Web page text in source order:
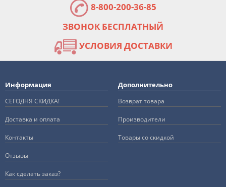
8-800-200-36-85
ЗВОНОК БЕСПЛАТНЫЙ
УСЛОВИЯ ДОСТАВКИ
Информация
СЕГОДНЯ СКИДКА!
Доставка и оплата
Контакты
Отзывы
Как сделать заказ?
Дополнительно
Возврат товара
Производители
Товары со скидкой